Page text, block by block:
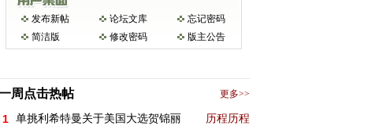
发布新帖 论坛文库
忘记密码
简洁版
修改密码 版主公告
周点击热帖 更多>>
1 单挑利希特曼关于美国大选贺锦丽 历程历程